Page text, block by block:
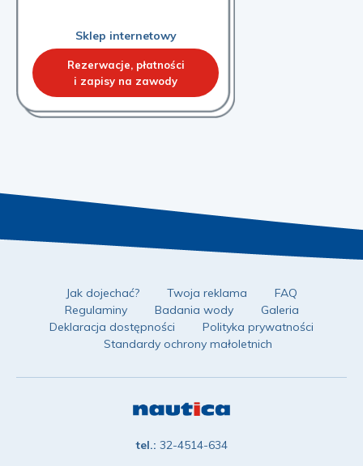
Sklep internetowy
Rezerwacje, płatności
i zapisy na zawody
Jak dojechać? Twoja reklama
FAQ
Regulaminy
Badania wody
Galeria
Deklaracja dostępności
Polityka prywatności
Standardy ochrony małoletnich
tel.: 32-4514-634